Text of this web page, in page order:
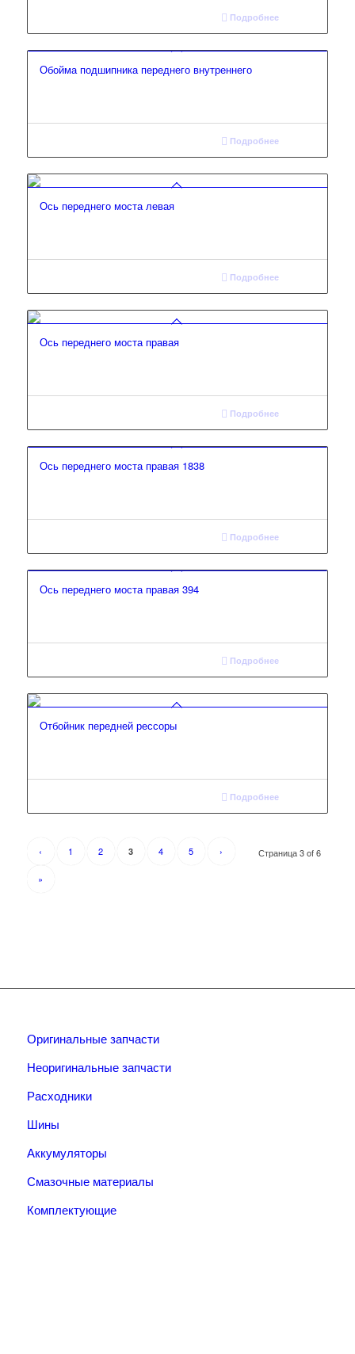
Подробнее
Обойма подшипника переднего внутреннего
Подробнее
Ось переднего моста левая
Подробнее
Ось переднего моста правая
Подробнее
Ось переднего моста правая 1838
Подробнее
Ось переднего моста правая 394
Подробнее
Отбойник передней рессоры
Подробнее
Страница 3 of 6
‹ 1 2 3 4 5 ›
»
Оригинальные запчасти
Неоригинальные запчасти
Расходники
Шины
Аккумуляторы
Смазочные материалы
Комплектующие